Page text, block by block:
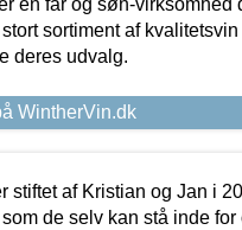
en far og søn-virksomhed
sortiment af
deres udvalg.
WintherVin.dk
stiftet af Kristian og Jan i
de selv kan stå inde